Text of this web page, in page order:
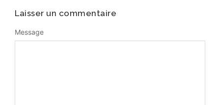
Laisser un commentaire
Message